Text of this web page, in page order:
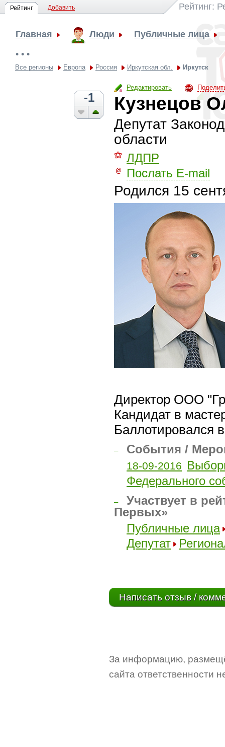
Рейтинг Добавить Рейтинг:
Главная Люди Публичные лица
• • •
Все регионы Европа Россия Иркутская обл. Иркутск
Редактировать
-1 Кузнецов
Депутат
области
⚝ ЛДПР
Послать E-mail
Родился 15
Директор ООО
Кандидат в
Баллотировался
– События /
18-09-2016
Федерального
–
Участвует в
Первых»
Публичные лица
Депутат
Написать отзыв /
За информацию,
сайта ответственности